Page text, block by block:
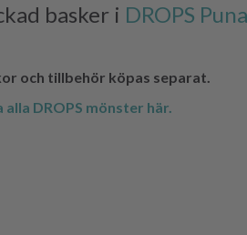
basker i DROPS
och tillbehör köpas separat.
alla DROPS mönster här.